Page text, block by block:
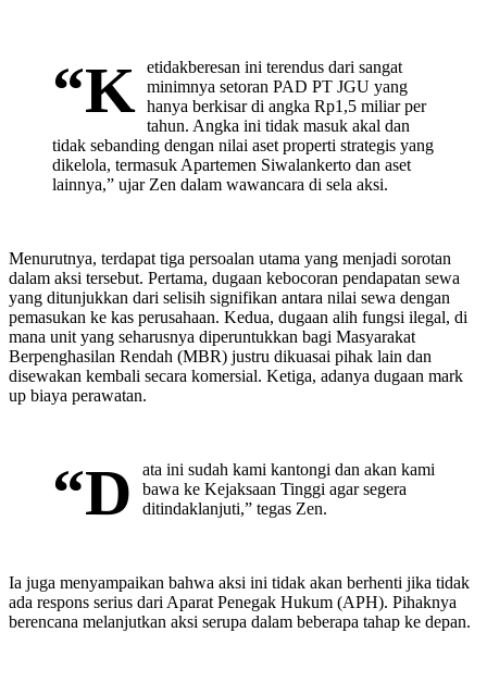
“K etidakberesan ini terendus dari sangat
minimnya setoran PAD PT JGU yang
hanya berkisar di angka Rp1,5 miliar per
tahun. Angka ini tidak masuk akal dan
tidak sebanding dengan nilai aset properti strategis yang
dikelola, termasuk Apartemen Siwalankerto dan aset
lainnya,” ujar Zen dalam wawancara di sela aksi.
Menurutnya, terdapat tiga persoalan utama yang menjadi sorotan
dalam aksi tersebut. Pertama, dugaan kebocoran pendapatan sewa
yang ditunjukkan dari selisih signifikan antara nilai sewa dengan
pemasukan ke kas perusahaan. Kedua, dugaan alih fungsi ilegal, di
mana unit yang seharusnya diperuntukkan bagi Masyarakat
Berpenghasilan Rendah (MBR) justru dikuasai pihak lain dan
disewakan kembali secara komersial. Ketiga, adanya dugaan mark
up biaya perawatan.
“D
ata ini sudah kami kantongi dan akan kami
bawa ke Kejaksaan Tinggi agar segera
ditindaklanjuti,” tegas Zen.
Ia juga menyampaikan bahwa aksi ini tidak akan berhenti jika tidak
ada respons serius dari Aparat Penegak Hukum (APH). Pihaknya
berencana melanjutkan aksi serupa dalam beberapa tahap ke depan.